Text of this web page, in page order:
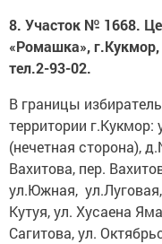
8. Участок № 1668.
«Ромашка»,
тел.2-93-02.
В границы
территории
(нечетная сторона),
Вахитова, пер.
ул.Южная,
Кутуя, ул. Хусаена
Сагитова, ул.